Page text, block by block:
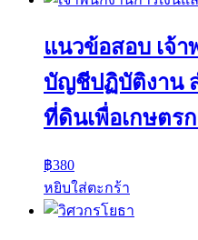
แนวข้อสอบ เจ้า
บัญชีปฏิบัติงาน
ที่ดินเพื่อเกษตร
฿380
หยิบใส่ตะกร้า